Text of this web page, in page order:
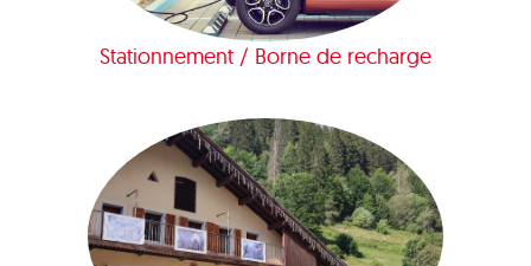
Stationnement / Borne de recharge